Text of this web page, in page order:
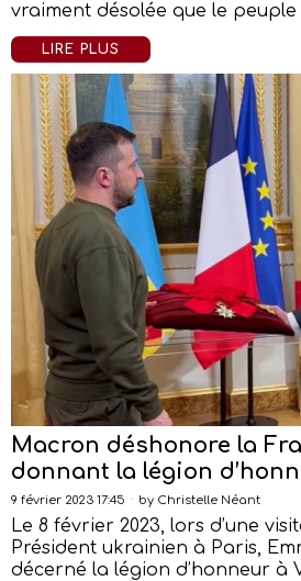
vraiment désolée que le
LIRE PLUS
Macron déshonore la
donnant la légion
9 février 2023 17:45 by Christelle Néant
Le 8 février 2023, lors d’une
Président ukrainien à Paris,
décerné la légion d’honneur à